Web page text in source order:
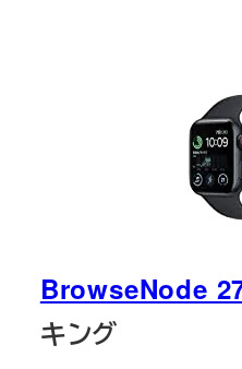
BrowseNode
キング